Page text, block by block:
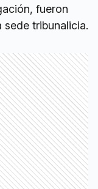
fueron
sede tribunalicia.